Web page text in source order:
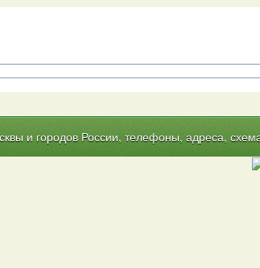
и городов России, телефоны, адреса,